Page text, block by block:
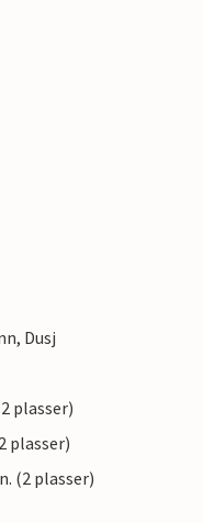
Dusj
plasser)
plasser)
(2 plasser)